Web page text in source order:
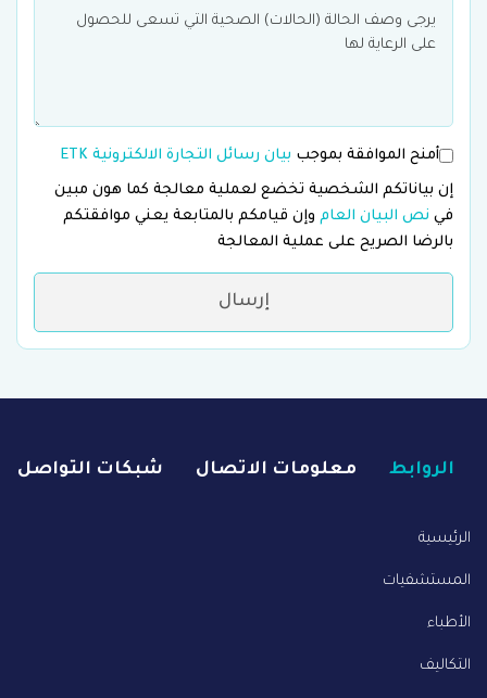
أمنح الموافقة بموجب بيان رسائل التجارة الالكترونية ETK
إن بياناتكم الشخصية تخضع لعملية معالجة كما هون مبين
في نص البيان العام وإن قيامكم بالمتابعة يعني موافقتكم
بالرضا الصريح على عملية المعالجة
إرسال
الروابط معلومات الاتصال شبكات التواصل
الرئيسية
المستشفيات
الأطباء
التكاليف